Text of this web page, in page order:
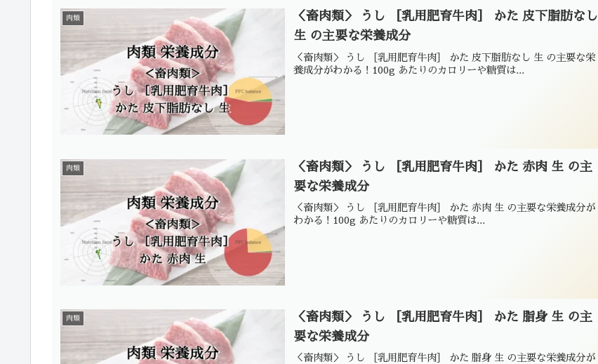
肉類
＜畜肉類＞ うし ［乳用肥育牛肉］ かた 皮下脂肪なし
生 の主要な栄養成分
＜畜肉類＞ うし ［乳用肥育牛肉］ かた 皮下脂肪なし 生 の主要な栄
養成分がわかる！100g あたりのカロリーや糖質は...
肉類
＜畜肉類＞ うし ［乳用肥育牛肉］ かた 赤肉 生 の主
要な栄養成分
＜畜肉類＞ うし ［乳用肥育牛肉］ かた 赤肉 生 の主要な栄養成分が
わかる！100g あたりのカロリーや糖質は...
肉類
＜畜肉類＞ うし ［乳用肥育牛肉］ かた 脂身 生 の主
要な栄養成分
＜畜肉類＞ うし ［乳用肥育牛肉］ かた 脂身 生 の主要な栄養成分が